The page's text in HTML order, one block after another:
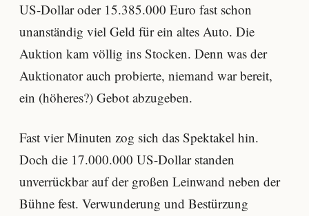
US-Dollar oder 15.385.000 Euro fast schon
unanständig viel Geld für ein altes Auto. Die
Auktion kam völlig ins Stocken. Denn was der
Auktionator auch probierte, niemand war bereit,
ein (höheres?) Gebot abzugeben.
Fast vier Minuten zog sich das Spektakel hin.
Doch die 17.000.000 US-Dollar standen
unverrückbar auf der großen Leinwand neben der
Bühne fest. Verwunderung und Bestürzung